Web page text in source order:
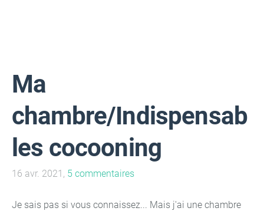
Ma
chambre/Indispensab
les cocooning
16 avr. 2021, 5 commentaires
Je sais pas si vous connaissez... Mais j'ai une chambre